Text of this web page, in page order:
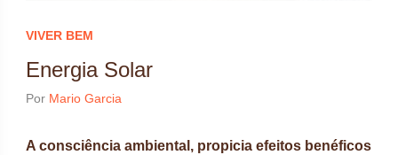
VIVER BEM
Energia Solar
Por Mario Garcia
A consciência ambiental, propicia efeitos benéficos